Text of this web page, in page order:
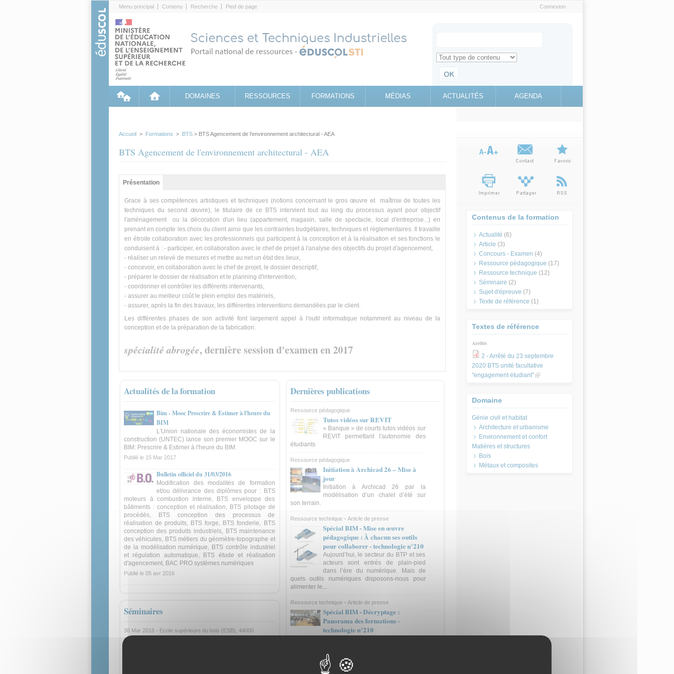
Menu principal Contenu Recherche Pied de page Connexion
Search for
Retrouvez toute l'information sur le site education.gouv.fr
DOMAINES RESSOURCES FORMATIONS MÉDIAS ACTUALITÉS AGENDA
Accueil > Formations > BTS > BTS Agencement de l'environnement architectural - AEA
BTS Agencement de l'environnement architectural - AEA
Groupe principal
Présentation
actif)
Grace à ses compétences artistiques et techniques (notions concernant le gros œuvre et maîtrise de toutes les
techniques du second œuvre), le titulaire de ce BTS intervient tout au long du processus ayant pour objectif
l'aménagement ou la décoration d'un lieu (appartement, magasin, salle de spectacle, local d'entreprise...) en
prenant en compte les choix du client ainsi que les contraintes budgétaires, techniques et réglementaires. Il travaille
en étroite collaboration avec les professionnels qui participent à la conception et à la réalisation et ses fonctions le
conduisent à : - participer, en collaboration avec le chef de projet à l'analyse des objectifs du projet d'agencement,
- réaliser un relevé de mesures et mettre au net un état des lieux,
- concevoir, en collaboration avec le chef de projet, le dossier descriptif,
- préparer le dossier de réalisation et le planning d'intervention,
- coordonner et contrôler les différents intervenants,
- assurer au meilleur coût le plein emploi des matériels,
- assurer, après la fin des travaux, les différentes interventions demandées par le client.
Les différentes phases de son activité font largement appel à l'outil informatique notamment au niveau de la
conception et de la préparation de la fabrication.
spécialité abrogée, dernière session d'examen en 2017
Actualités de la formation
Bim - Mooc Prescrire & Estimer à l'heure du
BIM
L'Union nationale des économistes de la
construction (UNTEC) lance son premier MOOC sur le
BIM: Prescrire & Estimer à l'heure du BIM.
Publié le 15 Mar 2017
Bulletin officiel du 31/03/2016
Modification des modalités de formation
et/ou délivrance des diplômes pour : BTS
moteurs à combustion interne, BTS enveloppe des
bâtiments : conception et réalisation, BTS pilotage de
procédés, BTS conception des processus de
réalisation de produits, BTS forge, BTS fonderie, BTS
conception des produits industriels, BTS maintenance
des véhicules, BTS métiers du géomètre-topographe et
de la modélisation numérique, BTS contrôle industriel
et régulation automatique, BTS étude et réalisation
d'agencement, BAC PRO systèmes numériques
Publié le 05 avr 2016
Séminaires
30 Mar 2016 - Ecole supérieure du bois (ESB), 44000
NANTES
Dernières publications
Ressource pédagogique
Tutos vidéos sur REVIT
« Banque » de courts tutos vidéos sur
REVIT permettant l'autonomie des
étudiants
Ressource pédagogique
Initiation à Archicad 26 – Mise à
jour
Initiation à Archicad 26 par la
modélisation d’un chalet d’été sur
son terrain.
Ressource technique - Article de presse
Spécial BIM - Mise en œuvre
pédagogique : À chacun ses outils
pour collaborer - technologie n°210
Aujourd’hui, le secteur du BTP et ses
acteurs sont entrés de plain-pied
dans l’ère du numérique. Mais de
quels outils numériques disposons-nous pour
alimenter le...
Ressource technique - Article de presse
Spécial BIM - Décryptage :
Panorama des formations -
technologie n°210
secteur de la construction. Nombre de diplômes
du secteur sont déjà concernés à des degrés
divers. En voici un panorama non exhaustif, des
Contenus de la formation
Actualité (6)
Article (3)
Concours - Examen (4)
Ressource pédagogique (17)
Ressource technique (12)
Séminaire (2)
Sujet d'épreuve (7)
Texte de référence (1)
Textes de référence
Arrêtés
2 - Arrêté du 23 septembre
2020 BTS unité facultative
"engagement étudiant"(link is external)
Domaine
Architecture et urbanisme
Environnement et confort
Bois
Métaux et composites